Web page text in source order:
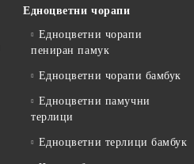
Едноцветни чорапи
Едноцветни чорапи
пениран памук
Едноцветни чорапи бамбук
Едноцветни памучни
терлици
Едноцветни терлици бамбук